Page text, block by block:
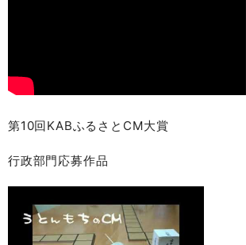
第10回KABふるさとCM大賞
行政部門応募作品